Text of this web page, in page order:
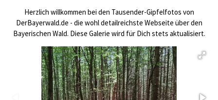
Herzlich willkommen bei den Tausender-Gipfelfotos von
DerBayerwald.de - die wohl detailreichste Webseite über den
Bayerischen Wald. Diese Galerie wird für Dich stets aktualisiert.